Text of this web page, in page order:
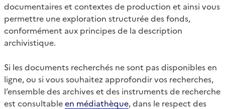
documentaires et contextes de production et ainsi vous
permettre une exploration structurée des fonds,
conformément aux principes de la description
archivistique.
Si les documents recherchés ne sont pas disponibles en
ligne, ou si vous souhaitez approfondir vos recherches,
l’ensemble des archives et des instruments de recherche
est consultableen médiathèque, dans le respect des